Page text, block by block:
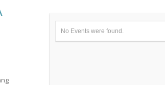
No Events were found.